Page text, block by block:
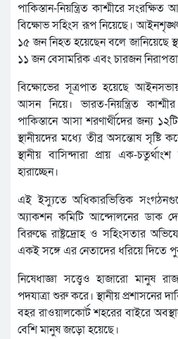
পাকিস্তান-নিয়ন্ত্রিত কাশ্মীরে
বিক্ষোভ সহিংস রূপ নিয়েছে।
১৫ জন নিহত হয়েছেন বলে জানিয়েছে
১১ জন বেসামরিক এবং চারজন
বিক্ষোভের সূত্রপাত হয়েছে
আসন নিয়ে। ভারত-নিয়ন্ত্রিত
পাকিস্তানে আসা শরণার্থীদের জন্য
স্থানীয়দের মধ্যে তীব্র অসন্তোষ
স্থানীয় বাসিন্দারা প্রায় এক-
হারাচ্ছেন।
এই ইস্যুতে অধিকারভিত্তিক
অ্যাকশন কমিটি আন্দোলনের ডাক
বিরুদ্ধে রাষ্ট্রদ্রোহ ও সহিংসতার
একই সঙ্গে এর নেতাদের ধরিয়ে দিতে
নিষেধাজ্ঞা সত্ত্বেও হাজারো মানুষ
পদযাত্রা শুরু করে। স্থানীয় প্রশাসনের
বহর রাওয়ালকোর্ট শহরের বাইরে
বেশি মানুষ জড়ো হয়েছে।